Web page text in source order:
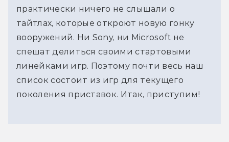
практически ничего не слышали о
тайтлах, которые откроют новую гонку
вооружений. Ни Sony, ни Microsoft не
спешат делиться своими стартовыми
линейками игр. Поэтому почти весь наш
список состоит из игр для текущего
поколения приставок. Итак, приступим!